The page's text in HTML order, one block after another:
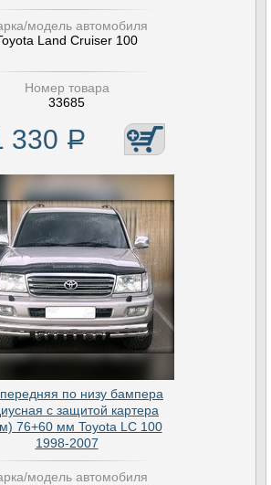
модель автомобиля
Land Cruiser 100
Номер товара
33685
330 Р
по низу бампера
с защитой картера
76+60 мм Toyota LC 100
1998-2007
модель автомобиля